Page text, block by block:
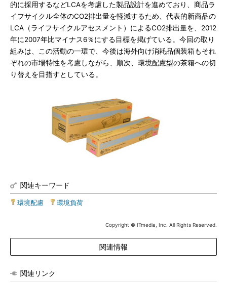
的に採用するなどLCAを考慮した製品設計を進めており、商品ラ
イフサイクル全体のCO2排出量を軽減するため、代表的新商品の
LCA（ライフサイクルアセスメント）によるCO2排出量を、2012
年に2007年比マイナス6％にする目標を掲げている。今回の取り
組みは、この活動の一環で、今後は海外向け消耗品個装箱もそれ
ぞれの市場特性を考慮しながら、順次、環境配慮型の茶箱への切
り替えを目指すとしている。
関連キーワード
環境配慮 環境負荷
Copyright © ITmedia, Inc. All Rights Reserved.
関連情報
関連リンク